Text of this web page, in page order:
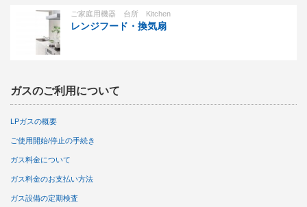
ご家庭用機器 台所 Kitchen
レンジフード・換気扇
ガスのご利用について
LPガスの概要
ご使用開始/停止の手続き
ガス料金について
ガス料金のお支払い方法
ガス設備の定期検査